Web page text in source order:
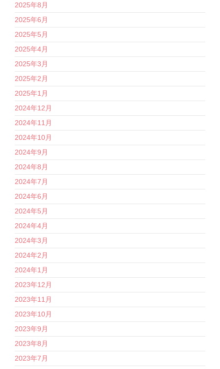
2025年8月
2025年6月
2025年5月
2025年4月
2025年3月
2025年2月
2025年1月
2024年12月
2024年11月
2024年10月
2024年9月
2024年8月
2024年7月
2024年6月
2024年5月
2024年4月
2024年3月
2024年2月
2024年1月
2023年12月
2023年11月
2023年10月
2023年9月
2023年8月
2023年7月